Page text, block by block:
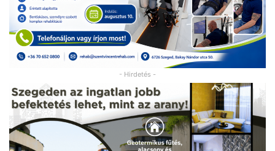
- Hirdetés -